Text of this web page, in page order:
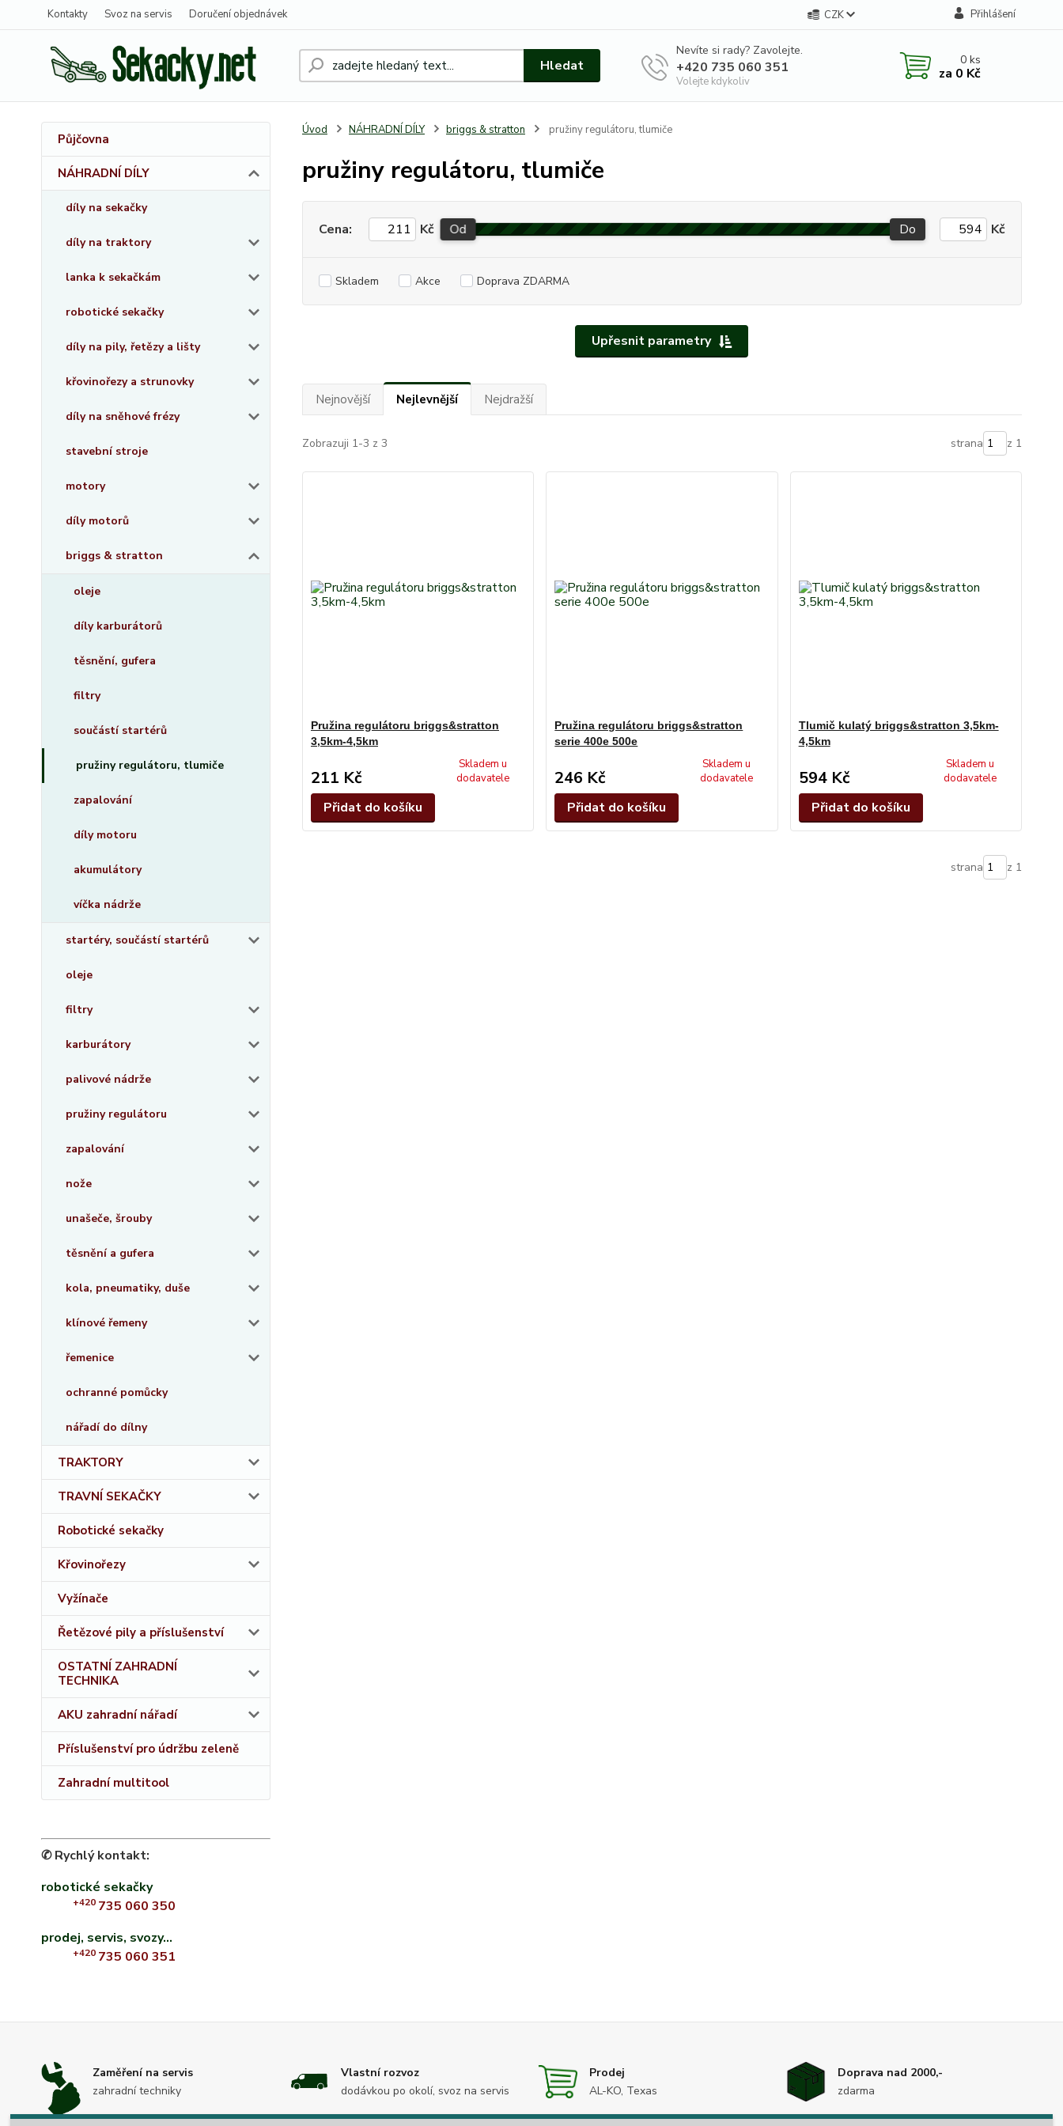
Kontakty Svoz na servis Doručení objednávek CZK Přihlášení
Hledat
Nevíte si rady? Zavolejte.
+420 735 060 351
Volejte kdykoliv
0ks
za 0 Kč
Půjčovna
NÁHRADNÍ DÍLY
díly na sekačky
díly na traktory
lanka k sekačkám
robotické sekačky
díly na pily, řetězy a lišty
křovinořezy a strunovky
díly na sněhové frézy
stavební stroje
motory
díly motorů
briggs & stratton
oleje
díly karburátorů
těsnění, gufera
filtry
součástí startérů
pružiny regulátoru, tlumiče
zapalování
díly motoru
akumulátory
víčka nádrže
startéry, součástí startérů
oleje
filtry
karburátory
palivové nádrže
pružiny regulátoru
zapalování
nože
unašeče, šrouby
těsnění a gufera
kola, pneumatiky, duše
klínové řemeny
řemenice
ochranné pomůcky
nářadí do dílny
TRAKTORY
TRAVNÍ SEKAČKY
Robotické sekačky
Křovinořezy
Vyžínače
Řetězové pily a příslušenství
OSTATNÍ ZAHRADNÍ
TECHNIKA
AKU zahradní nářadí
Příslušenství pro údržbu zeleně
Zahradní multitool
✆ Rychlý kontakt:
robotické sekačky
+420 735 060 350
prodej, servis, svozy...
+420 735 060 351
Úvod NÁHRADNÍ DÍLY briggs & stratton pružiny regulátoru, tlumiče
pružiny regulátoru, tlumiče
Upřesnit parametry
Cena: Kč Od Do Kč
Skladem Akce Doprava ZDARMA
Nejnovější Nejlevnější Nejdražší
Zobrazuji 1-3 z 3 strana z 1
Pružina regulátoru briggs&stratton
3,5km-4,5km
211 Kč
Skladem u
dodavatele
Přidat do košíku
Pružina regulátoru briggs&stratton
serie 400e 500e
246 Kč
Skladem u
dodavatele
Přidat do košíku
Tlumič kulatý briggs&stratton 3,5km-
4,5km
594 Kč
Skladem u
dodavatele
Přidat do košíku
strana z 1
Zaměření na servis
zahradní techniky
Vlastní rozvoz
dodávkou po okolí, svoz na servis
Prodej
AL-KO, Texas
Doprava nad 2000,-
zdarma